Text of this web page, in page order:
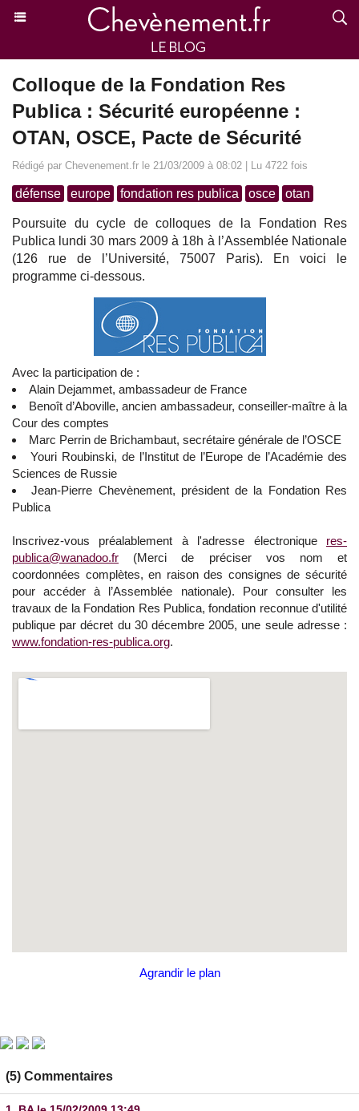
Colloque de la Fondation Res
Publica : Sécurité européenne :
OTAN, OSCE, Pacte de Sécurité
Rédigé par Chevenement.fr le 21/03/2009 à 08:02 | Lu 4722 fois
défense europe fondation res publica osce otan
Poursuite du cycle de colloques de la Fondation Res
Publica lundi 30 mars 2009 à 18h à l’Assemblée Nationale
(126 rue de l’Université, 75007 Paris). En voici le
programme ci-dessous.
Avec la participation de :
Alain Dejammet, ambassadeur de France
Benoît d’Aboville, ancien ambassadeur, conseiller-maître à la
Cour des comptes
Marc Perrin de Brichambaut, secrétaire générale de l’OSCE
Youri Roubinski, de l’Institut de l’Europe de l’Académie des
Sciences de Russie
Jean-Pierre Chevènement, président de la Fondation Res
Publica
Inscrivez-vous préalablement à l'adresse électronique res-
publica@wanadoo.fr (Merci de préciser vos nom et
coordonnées complètes, en raison des consignes de sécurité
pour accéder à l’Assemblée nationale). Pour consulter les
travaux de la Fondation Res Publica, fondation reconnue d'utilité
publique par décret du 30 décembre 2005, une seule adresse :
www.fondation-res-publica.org.
Agrandir le plan
(5) Commentaires